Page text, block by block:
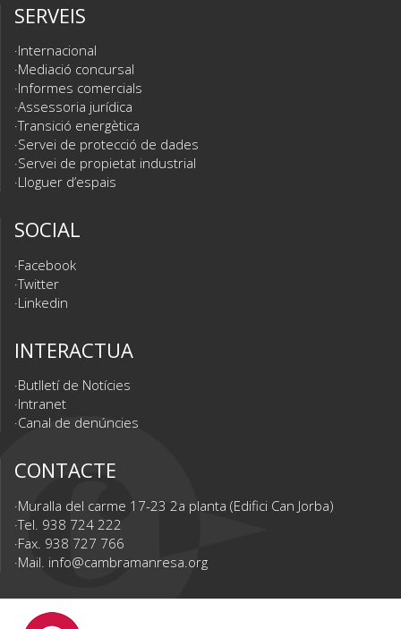
SERVEIS
Internacional
Mediació concursal
Informes comercials
Assessoria jurídica
Transició energètica
Servei de protecció de dades
Servei de propietat industrial
Lloguer d’espais
SOCIAL
Facebook
Twitter
Linkedin
INTERACTUA
Butlletí de Notícies
Intranet
Canal de denúncies
CONTACTE
Muralla del carme 17-23 2a planta (Edifici Can Jorba)
Tel. 938 724 222
Fax. 938 727 766
Mail. info@cambramanresa.org